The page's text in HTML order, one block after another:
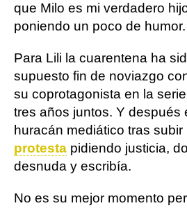
que Milo es mi verdadero
poniendo un poco de humor.
Para Lili la cuarentena ha
supuesto fin de noviazgo
su coprotagonista en la
tres años juntos. Y después
huracán mediático tras subir
protesta pidiendo justicia,
desnuda y escribía.
No es su mejor momento